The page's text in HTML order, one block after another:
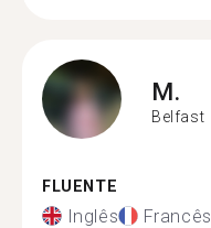
M.
Belfast
FLUENTE
Inglês Francês